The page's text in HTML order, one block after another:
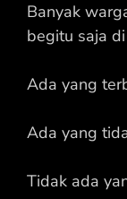
Banyak
begitu saja
Ada yang
Ada yang
Tidak ada